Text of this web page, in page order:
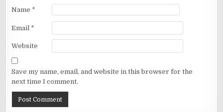
Name *
Email *
Website
Save my name, email, and website in this browser for the
next time I comment.